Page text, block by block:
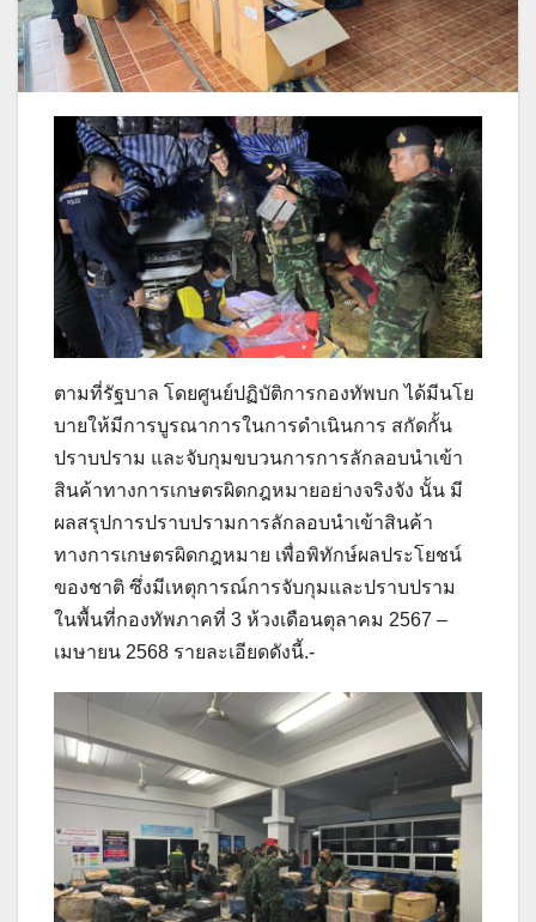
ตามที่รัฐบาล โดยศูนย์ปฏิบัติการกองทัพบก ได้มีนโย
บายให้มีการบูรณาการในการดำเนินการ สกัดกั้น
ปราบปราม และจับกุมขบวนการการลักลอบนำเข้า
สินค้าทางการเกษตรผิดกฎหมายอย่างจริงจัง นั้น มี
ผลสรุปการปราบปรามการลักลอบนำเข้าสินค้า
ทางการเกษตรผิดกฎหมาย เพื่อพิทักษ์ผลประโยชน์
ของชาติ ซึ่งมีเหตุการณ์การจับกุมและปราบปราม
ในพื้นที่กองทัพภาคที่ 3 ห้วงเดือนตุลาคม 2567 –
เมษายน 2568 รายละเอียดดังนี้.-